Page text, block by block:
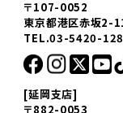
〒107-0052
東京都港区赤坂2-
TEL.03-5420-
[延岡支店]
〒882-0053